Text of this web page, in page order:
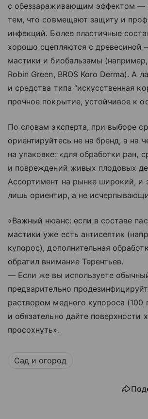
с обеззараживающим эффектом —
тем, что совмещают защиту и
инфекций. Более пластичные
хорошо сцепляются с древесиной
мастики и биобальзамы (например,
Robin Green, BROS Koro Derma). А
и средства типа “искусственная
прочное покрытие, устойчивое к
По словам эксперта, при выборе
ориентируйтесь не на бренд, а на
на упаковке: «для обработки ран,
и повреждений живых плодовых
Ассортимент на рынке широкий, и
лишь ориентир, а не
«Важный нюанс: если в составе
мастики уже есть антисептик
купорос), дополнительная
обратил внимание Терентьев.
— Если же вы используете
предварительно
раствором медного купороса (100
и обязательно дайте поверхности
просохнуть».
Сад и огород